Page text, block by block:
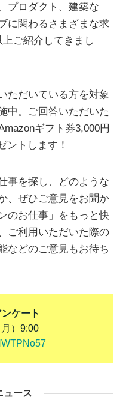
プロダクト、建築な
に関わるさまざまな求
ご紹介してきまし
ただいている方を対象
中。ご回答いただいた
ギフト券3,000円
ントします！
事を探し、どのような
、ぜひご意見をお聞か
のお仕事」をもっと快
ご利用いただいた際の
などのご意見もお待ち
ケート
）9:00
ュース